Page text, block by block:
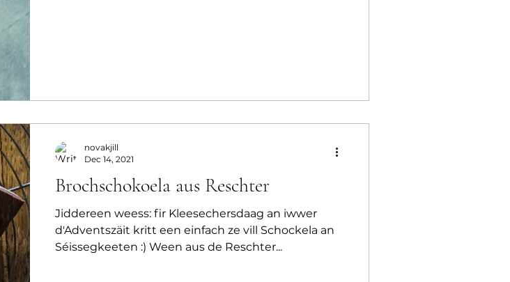
Brochschokoela aus Reschter
Jiddereen weess: fir Kleesechersdaag an iwwer
d'Adventszäit kritt een einfach ze vill Schockela an
Séissegkeeten :) Ween aus de Reschter...
novakjill
Dec 14, 2021